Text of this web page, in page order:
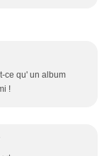
ce qu' un album
!